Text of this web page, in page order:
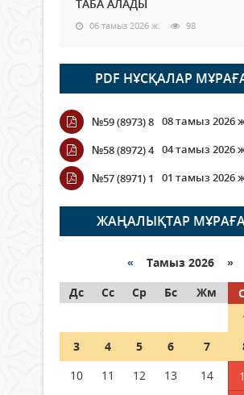
ТАБА АЛАДЫ
06 тамыз 2026 ж. 98
Open Air: Қызылорда
полиция департаменті 20
мыңнан астам көрерменнің
қауіпсіздігін қамтамасыз етті
06 тамыз 2026 ж.
Wi-Fi ҚАБЫРҒА АРҚЫЛЫ
ӨТЕДІ?
06 тамыз 2026 ж. 276
граждане Казахстана,
05 тамыз 2026 ж. 157
Шетелде жүрген Қазақстан
азаматтары қалай дауыс
PDF НҰСҚАЛАР
№59 (8973) 8 08 тамыз 2026
№58 (8972) 4 04 тамыз 2026
№57 (8971) 1
01 тамыз 2026
ЖАҢАЛЫҚТАР
« Тамыз 2026 »
Дс
Сс Ср Бс Жм
3
4 5 6 7
10
11 12 13 14